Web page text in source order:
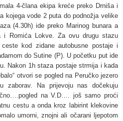
4-člana ekipa kreće preko Drniša i
kojega vode 2 puta do podnožja velike
(4.30h) ide preko Marinog bunara a
i Romića Lokve. Za ovu drugu stazu
kod zidane autobusne postaje i
do Sutine (P). U početku put ide
Nakon 1h staza postaje strmija i kada
otvori se pogled na Peručko jezero
Na prijevoju nas dočekuju
na V.D…. još samo proći
cestu a onda kroz labirint klekovine
umorni, znojni ali očarani ljepotom